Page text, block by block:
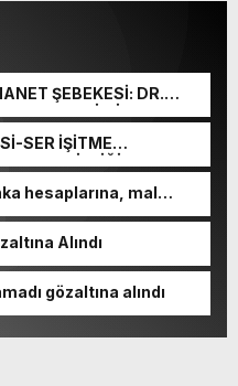
ŞEBEKESİ: DR.
MERKEZİ’NİN SGK
SER İŞİTME
TACİRLİĞİ
hesaplarına, mal
Alındı
gözaltına alındı